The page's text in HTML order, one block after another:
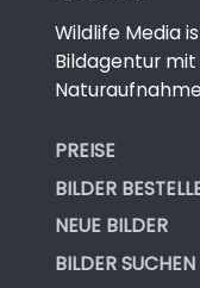
Wildlife Media
Bildagentur mit
PREISE
BILDER
NEUE BILDER
BILDER SUCHEN